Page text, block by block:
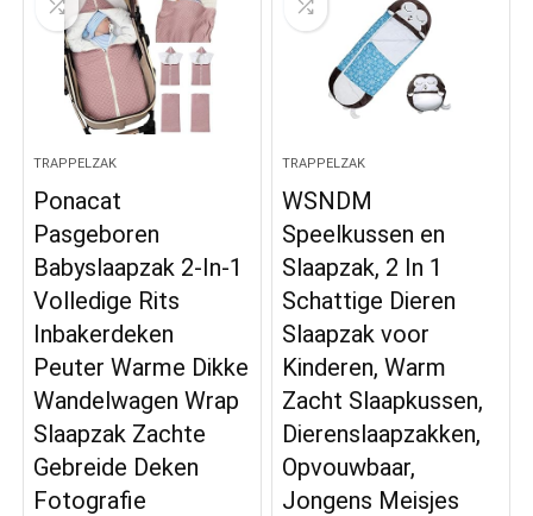
TRAPPELZAK
Ponacat
Pasgeboren
Babyslaapzak 2-In-1
Volledige Rits
Inbakerdeken
Peuter Warme Dikke
Wandelwagen Wrap
Slaapzak Zachte
Gebreide Deken
Fotografie
TRAPPELZAK
WSNDM
Speelkussen en
Slaapzak, 2 In 1
Schattige Dieren
Slaapzak voor
Kinderen, Warm
Zacht Slaapkussen,
Dierenslaapzakken,
Opvouwbaar,
Jongens Meisjes